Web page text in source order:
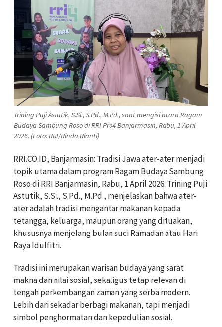
Trining Puji Astutik, S.Si., S.Pd., M.Pd., saat mengisi acara Ragam
Budaya Sambung Roso di RRI Pro4 Banjarmasin, Rabu, 1 April
2026. (Foto: RRI/Rinda Rianti)
RRI.CO.ID, Banjarmasin: Tradisi Jawa ater-ater menjadi
topik utama dalam program Ragam Budaya Sambung
Roso di RRI Banjarmasin, Rabu, 1 April 2026. Trining Puji
Astutik, S.Si., S.Pd., M.Pd., menjelaskan bahwa ater-
ater adalah tradisi mengantar makanan kepada
tetangga, keluarga, maupun orang yang dituakan,
khususnya menjelang bulan suci Ramadan atau Hari
Raya Idulfitri.
Tradisi ini merupakan warisan budaya yang sarat
makna dan nilai sosial, sekaligus tetap relevan di
tengah perkembangan zaman yang serba modern.
Lebih dari sekadar berbagi makanan, tapi menjadi
simbol penghormatan dan kepedulian sosial.